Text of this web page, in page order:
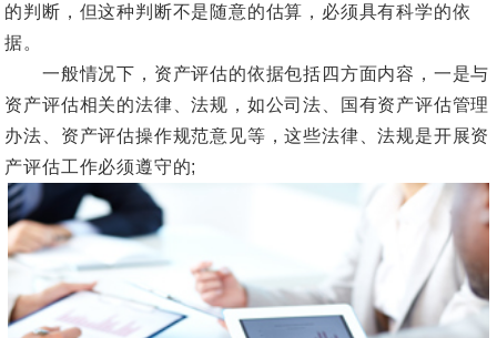
的判断，但这种判断不是随意的估算，必须具有科学的依
据。
一般情况下，资产评估的依据包括四方面内容，一是与
资产评估相关的法律、法规，如公司法、国有资产评估管理
办法、资产评估操作规范意见等，这些法律、法规是开展资
产评估工作必须遵守的;